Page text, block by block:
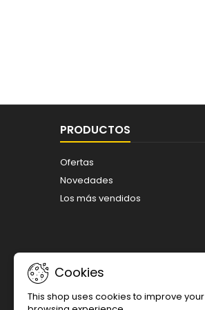
PRODUCTOS
Ofertas
Novedades
Los más vendidos
Cookies
This shop uses cookies to improve your